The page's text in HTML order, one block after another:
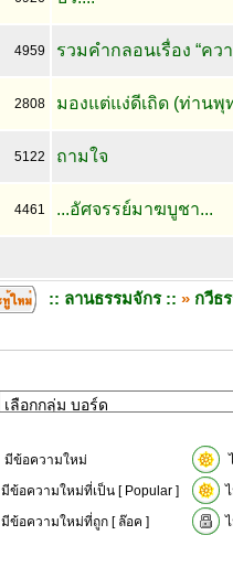
4959 รวมคำกลอนเรื่อง “คว
2808 มองแต่แง่ดีเถิด (ท่าน
5122 ถามใจ
4461 ...อัศจรรย์มาฆบูชา...
:: ลานธรรมจักร :: » กวีธ
มีข้อความใหม่
มีข้อความใหม่ที่เป็น [ Popular ]
มีข้อความใหม่ที่ถูก [ ล๊อค ]